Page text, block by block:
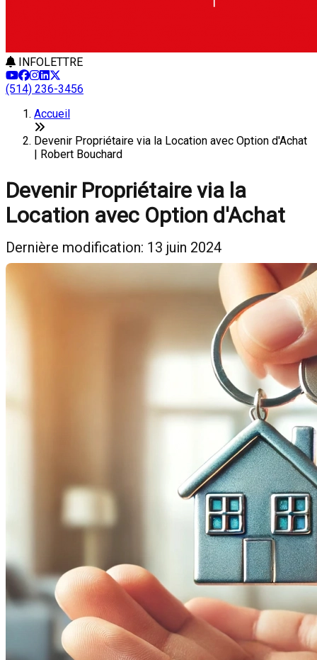
INFOLETTRE
(514) 236-3456
Accueil
Devenir Propriétaire via la Location avec Option d'Achat
| Robert Bouchard
Devenir Propriétaire via la
Location avec Option d'Achat
Dernière modification: 13 juin 2024